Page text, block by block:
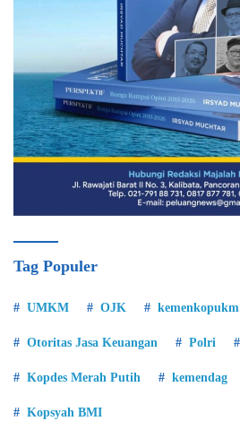
Tag Populer
UMKM OJK kemenkopukm
Otoritas Jasa Keuangan Polri
Kopdes Merah Putih kemendag
Kopsyah BMI